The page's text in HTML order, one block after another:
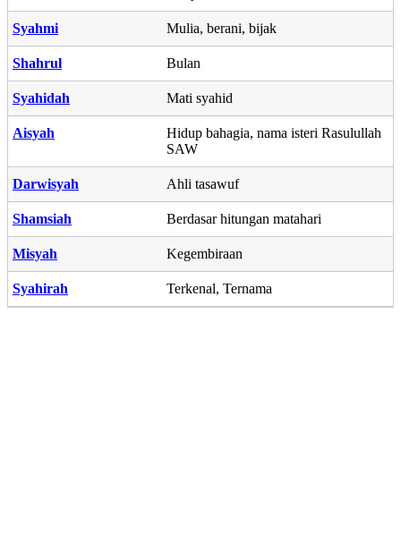
Syahmi Mulia, berani, bijak
Shahrul Bulan
Syahidah Mati syahid
Aisyah
Hidup bahagia, nama isteri Rasulullah
SAW
Darwisyah Ahli tasawuf
Shamsiah Berdasar hitungan matahari
Misyah Kegembiraan
Syahirah Terkenal, Ternama